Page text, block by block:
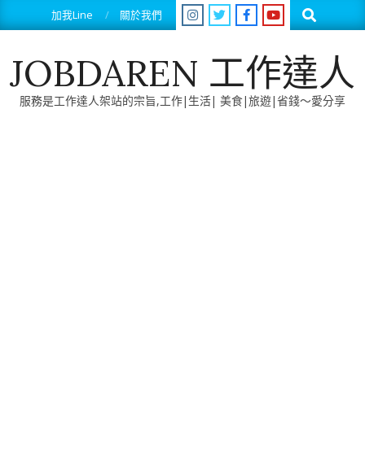
to
加我Line 關於我們 Search
JOBDAREN 工作達人
服務是工作達人架站的宗旨,工作|生活| 美食|旅遊|省錢～愛分享